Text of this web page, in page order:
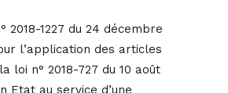
2018-1227 du 24 décembre
l’application des articles
loi n° 2018-727 du 10 août
Etat au service d’une